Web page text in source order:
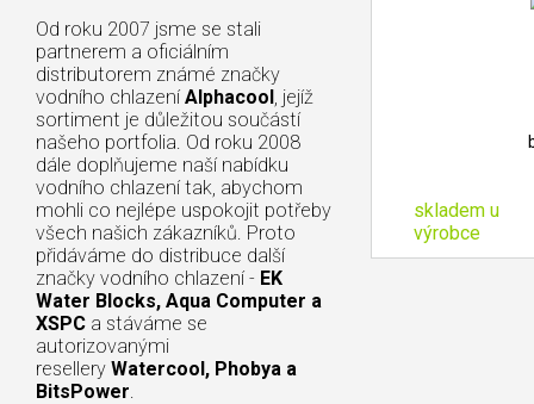
Od roku 2007 jsme se stali
partnerem a oficiálním
distributorem známé značky
vodního chlazení Alphacool, jejíž
sortiment je důležitou součástí
našeho portfolia. Od roku 2008
dále doplňujeme naší nabídku
vodního chlazení tak, abychom
mohli co nejlépe uspokojit potřeby
všech našich zákazníků. Proto
přidáváme do distribuce další
značky vodního chlazení - EK
Water Blocks, Aqua Computer a
XSPC a stáváme se
autorizovanými
resellery Watercool, Phobya a
BitsPower.
skladem u
výrobce